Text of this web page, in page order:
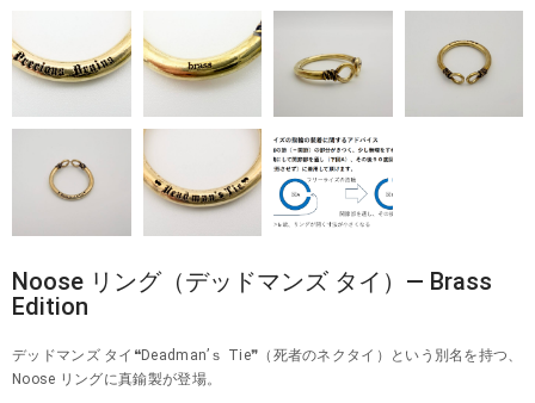
Noose リング（デッドマンズ タイ）— Brass
Edition
デッドマンズ タイ❝Deadman’ｓ Tie❞（死者のネクタイ）という別名を持つ、
Noose リングに真鍮製が登場。